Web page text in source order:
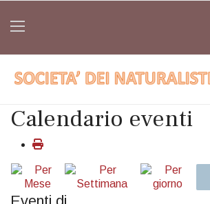
Calendario eventi